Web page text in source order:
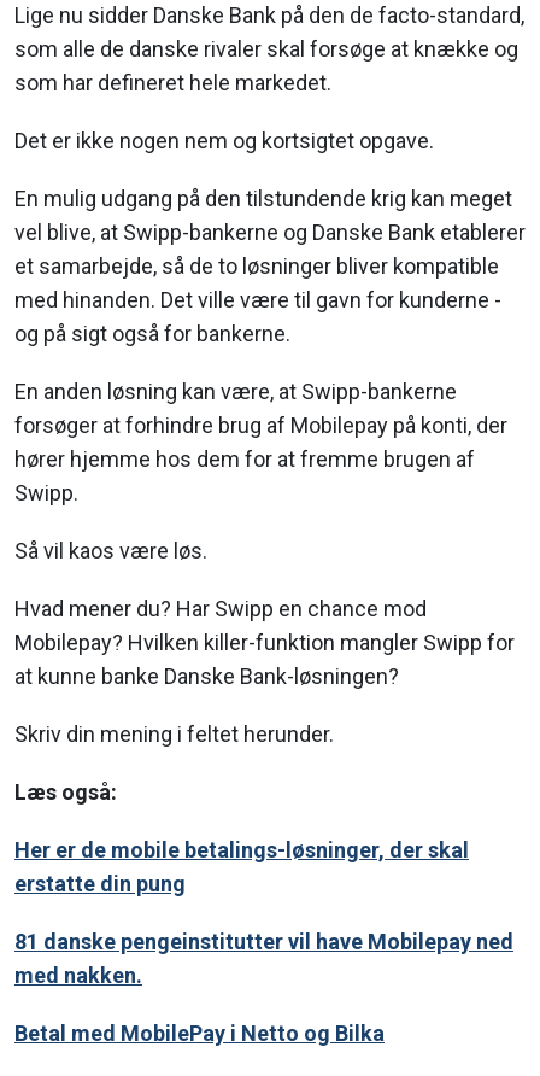
Lige nu sidder Danske Bank på den de facto-standard,
som alle de danske rivaler skal forsøge at knække og
som har defineret hele markedet.
Det er ikke nogen nem og kortsigtet opgave.
En mulig udgang på den tilstundende krig kan meget
vel blive, at Swipp-bankerne og Danske Bank etablerer
et samarbejde, så de to løsninger bliver kompatible
med hinanden. Det ville være til gavn for kunderne -
og på sigt også for bankerne.
En anden løsning kan være, at Swipp-bankerne
forsøger at forhindre brug af Mobilepay på konti, der
hører hjemme hos dem for at fremme brugen af
Swipp.
Så vil kaos være løs.
Hvad mener du? Har Swipp en chance mod
Mobilepay? Hvilken killer-funktion mangler Swipp for
at kunne banke Danske Bank-løsningen?
Skriv din mening i feltet herunder.
Læs også:
Her er de mobile betalings-løsninger, der skal
erstatte din pung
81 danske pengeinstitutter vil have Mobilepay ned
med nakken.
Betal med MobilePay i Netto og Bilka